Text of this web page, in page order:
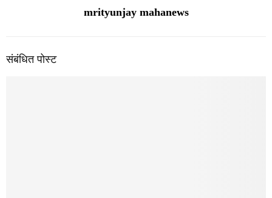
mrityunjay mahanews
संबंधित पोस्ट